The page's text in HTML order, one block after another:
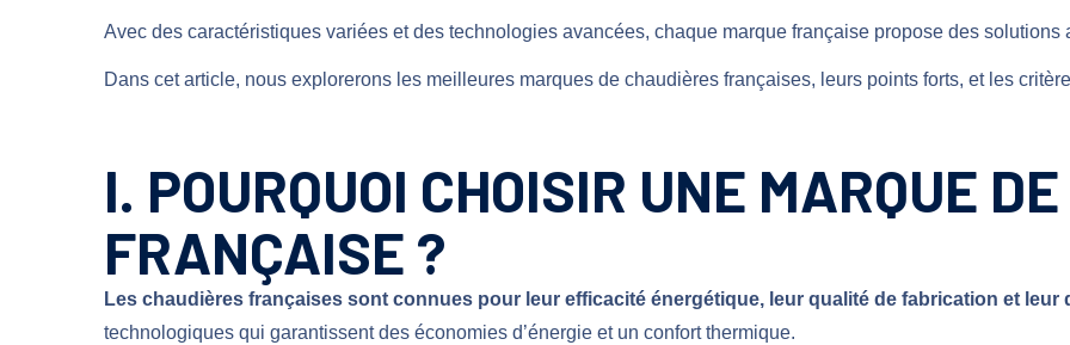
Avec des caractéristiques variées et des technologies avancées, chaque marque française propose des solutions
Dans cet article, nous explorerons les meilleures marques de chaudières françaises, leurs points forts, et les
I. POURQUOI CHOISIR UNE MARQUE
FRANÇAISE ?
Les chaudières françaises sont connues pour leur efficacité énergétique, leur qualité de fabrication et leur
technologiques qui garantissent des économies d’énergie et un confort thermique.